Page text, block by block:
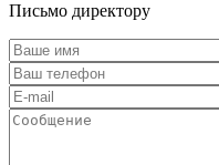
Письмо директору